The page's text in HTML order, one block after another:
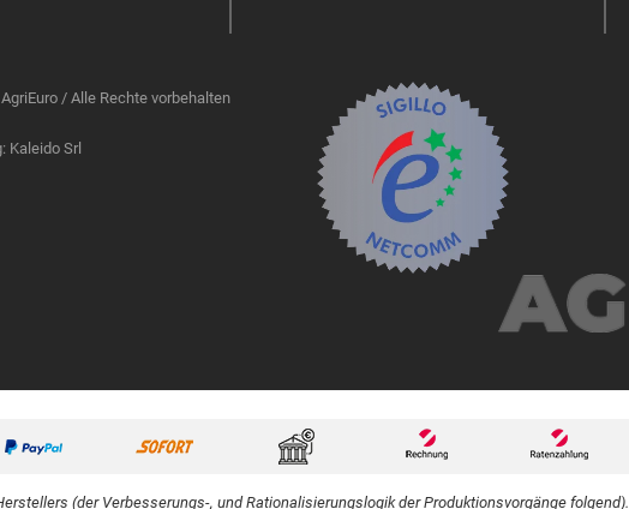
/ Alle Rechte vorbehalten
Kaleido Srl
(der Verbesserungs-, und Rationalisierungslogik der Produktionsvorgänge folgend).